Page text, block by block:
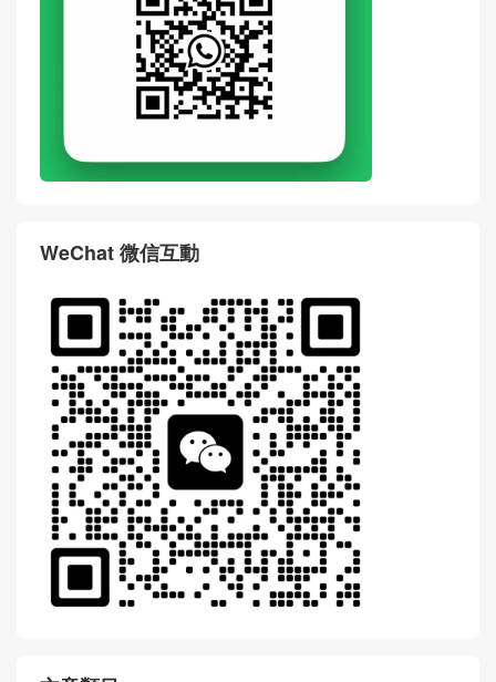
WeChat 微信互動